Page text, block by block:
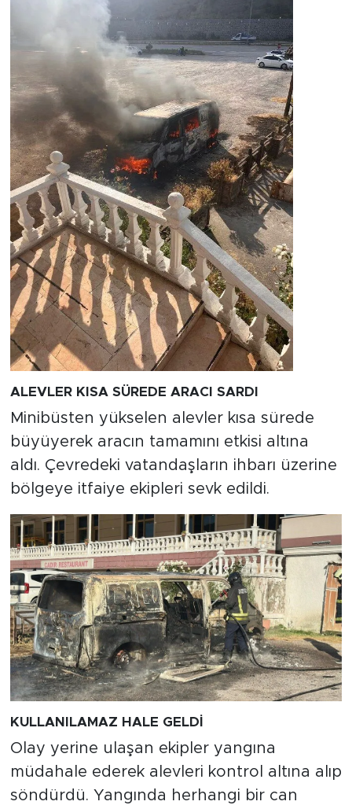
ALEVLER KISA SÜREDE ARACI SARDI
Minibüsten yükselen alevler kısa sürede
büyüyerek aracın tamamını etkisi altına
aldı. Çevredeki vatandaşların ihbarı üzerine
bölgeye itfaiye ekipleri sevk edildi.
KULLANILAMAZ HALE GELDİ
Olay yerine ulaşan ekipler yangına
müdahale ederek alevleri kontrol altına alıp
söndürdü. Yangında herhangi bir can